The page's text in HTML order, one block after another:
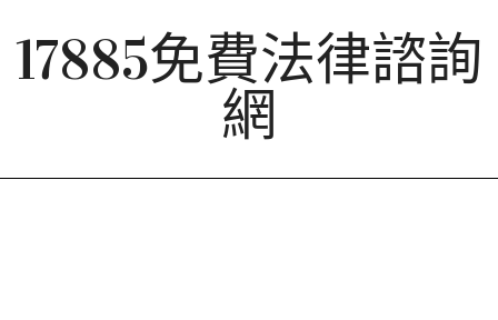
content
17885免費法律諮詢
網